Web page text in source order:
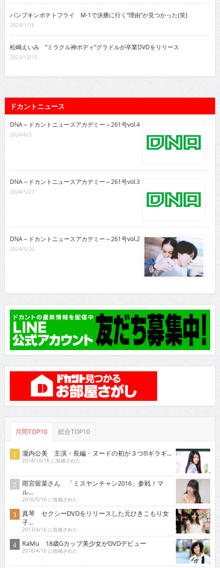
パンプキンポテトフライ M-1で決勝に行く“理由”が見つかった(笑)
2024/1/16
松嶋えいみ “ミラクル神ボディ”グラドルが卒業DVDをリリース
2023/12/15
ドカントニュース
DNA～ドカントニュースアカデミー～261号vol.4
2024/6/3
DNA～ドカントニュースアカデミー～261号vol.3
2024/5/27
DNA～ドカントニュースアカデミー～261号vol.2
2024/5/20
月間TOP10 総合TOP10
瀧内公美 主演・長編・ヌードの初が３つ!!!ギラギ...
2014/10/16 に投稿された
雨宮留菜さん 「ミスヤンチャン2016」参戦！マ
ル...
2016/5/16 に投稿された
真琴 セクシーDVDをリリースした元ひきこもり女
子...
2013/4/16 に投稿された
RaMu 18歳Gカップ美少女がDVDデビュー
2016/4/16 に投稿された